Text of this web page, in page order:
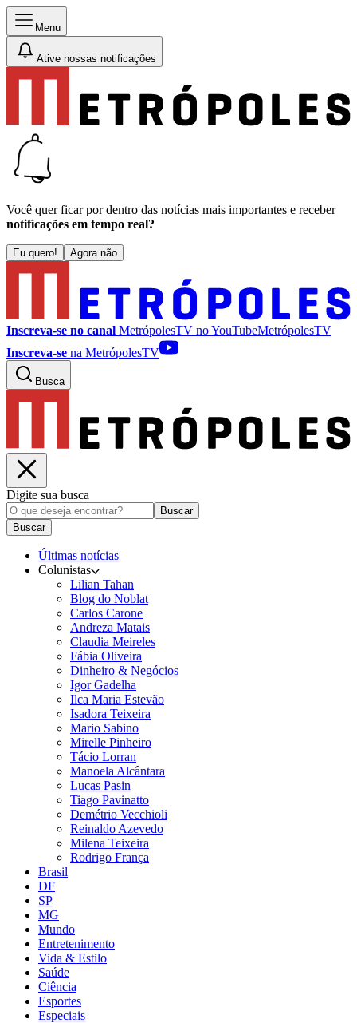
Menu
Ative nossas notificações
Você quer ficar por dentro das notícias mais importantes e receber
notificações em tempo real?
Eu quero! Agora não
Inscreva-se no canal MetrópolesTV noYouTubeMetrópolesTV
Inscreva-se na MetrópolesTV
Busca
Digite sua busca
Buscar
Buscar
Últimas notícias
Colunistas
Lilian Tahan
Blog do Noblat
Carlos Carone
Andreza Matais
Claudia Meireles
Fábia Oliveira
Dinheiro & Negócios
Igor Gadelha
Ilca Maria Estevão
Isadora Teixeira
Mario Sabino
Mirelle Pinheiro
Tácio Lorran
Manoela Alcântara
Lucas Pasin
Tiago Pavinatto
Demétrio Vecchioli
Reinaldo Azevedo
Milena Teixeira
Rodrigo França
Brasil
DF
SP
MG
Mundo
Entretenimento
Vida & Estilo
Saúde
Ciência
Esportes
Especiais